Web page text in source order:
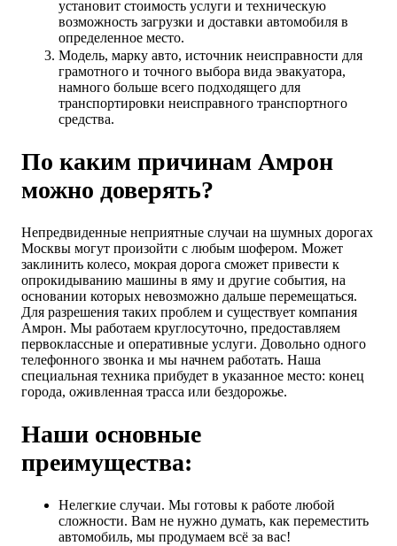
установит стоимость услуги и техническую
возможность загрузки и доставки автомобиля в
определенное место.
Модель, марку авто, источник неисправности для
грамотного и точного выбора вида эвакуатора,
намного больше всего подходящего для
транспортировки неисправного транспортного
средства.
По каким причинам Амрон
можно доверять?
Непредвиденные неприятные случаи на шумных дорогах
Москвы могут произойти с любым шофером. Может
заклинить колесо, мокрая дорога сможет привести к
опрокидыванию машины в яму и другие события, на
основании которых невозможно дальше перемещаться.
Для разрешения таких проблем и существует компания
Амрон. Мы работаем круглосуточно, предоставляем
первоклассные и оперативные услуги. Довольно одного
телефонного звонка и мы начнем работать. Наша
специальная техника прибудет в указанное место: конец
города, оживленная трасса или бездорожье.
Наши основные
преимущества:
Нелегкие случаи. Мы готовы к работе любой
сложности. Вам не нужно думать, как переместить
автомобиль, мы продумаем всё за вас!